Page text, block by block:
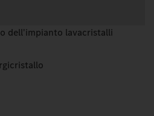
dell'impianto lavacristalli